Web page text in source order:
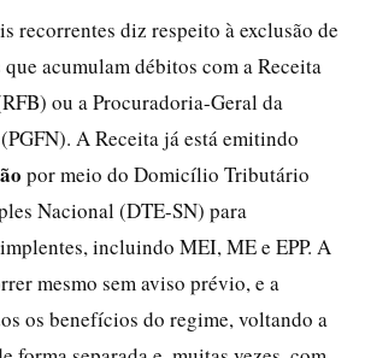
recorrentes diz respeito à exclusão de
acumulam débitos com a Receita
ou a Procuradoria-Geral da
A Receita já está emitindo
por meio do Domicílio Tributário
Nacional (DTE-SN) para
incluindo MEI, ME e EPP. A
mesmo sem aviso prévio, e a
os benefícios do regime, voltando a